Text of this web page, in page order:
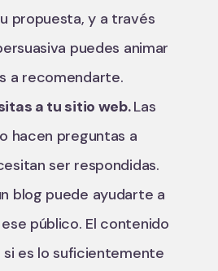
propuesta, y a través
puedes animar
a recomendarte.
a tu sitio web.Las
hacen preguntas a
ser respondidas.
blog puede ayudarte a
público. El contenido
si es lo suficientemente